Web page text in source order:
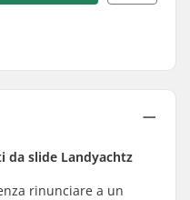
da slide Landyachtz
rinunciare a un